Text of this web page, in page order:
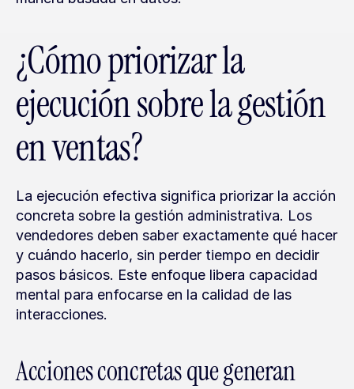
¿Cómo priorizar la
ejecución sobre la gestión
en ventas?
La ejecución efectiva significa priorizar la acción
concreta sobre la gestión administrativa. Los
vendedores deben saber exactamente qué hacer
y cuándo hacerlo, sin perder tiempo en decidir
pasos básicos. Este enfoque libera capacidad
mental para enfocarse en la calidad de las
interacciones.
Acciones concretas que generan